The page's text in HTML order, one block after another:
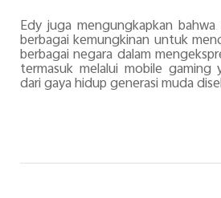
Edy juga mengungkapkan
berbagai kemungkinan untuk
berbagai negara dalam
termasuk melalui mobile gaming
dari gaya hidup generasi muda